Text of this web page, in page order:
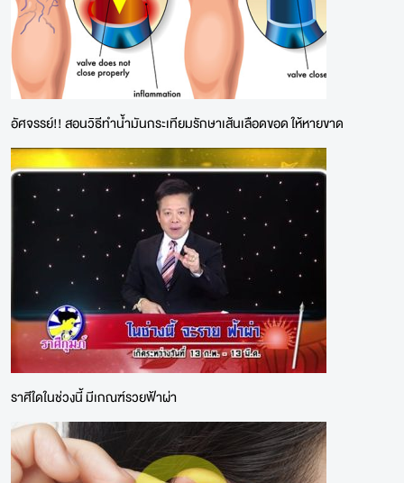
อัศจรรย์!! สอนวิธีทำน้ำมันกระเทียมรักษาเส้นเลือดขอด ให้หายขาด
ราศีใดในช่วงนี้ มีเกณฑ์รวยฟ้าผ่า